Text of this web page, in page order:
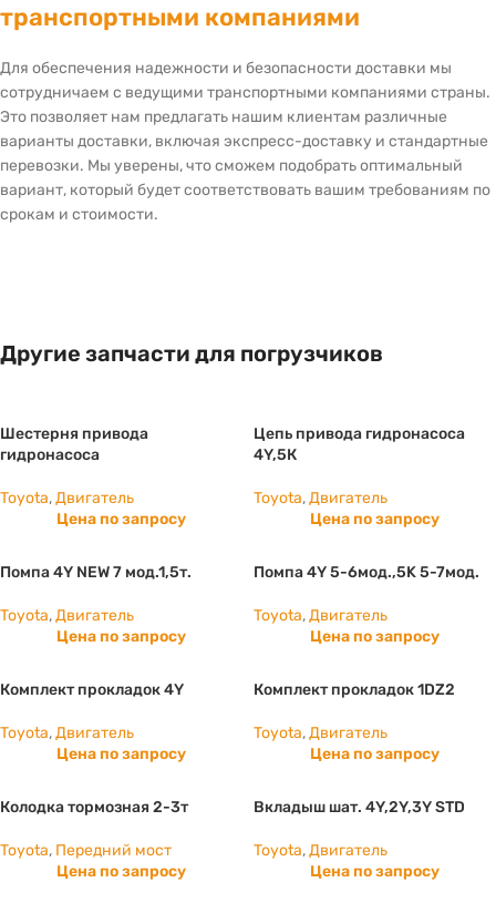
транспортными компаниями
Для обеспечения надежности и безопасности доставки мы
сотрудничаем с ведущими транспортными компаниями страны.
Это позволяет нам предлагать нашим клиентам различные
варианты доставки, включая экспресс-доставку и стандартные
перевозки. Мы уверены, что сможем подобрать оптимальный
вариант, который будет соответствовать вашим требованиям по
срокам и стоимости.
Другие запчасти для погрузчиков
Шестерня привода
гидронасоса
Toyota,Двигатель
Цена по запросу
Цепь привода гидронасоса
4Y,5К
Toyota,Двигатель
Цена по запросу
Помпа 4Y NEW 7 мод.1,5т.
Toyota,Двигатель
Цена по запросу
Помпа 4Y 5-6мод.,5K 5-7мод.
Toyota,Двигатель
Цена по запросу
Комплект прокладок 4Y
Toyota,Двигатель
Цена по запросу
Комплект прокладок 1DZ2
Toyota,Двигатель
Цена по запросу
Колодка тормозная 2-3т
Toyota, Передний мост
Цена по запросу
Вкладыш шат. 4Y,2Y,3Y STD
Toyota,Двигатель
Цена по запросу